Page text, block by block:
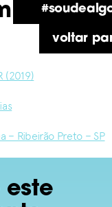
voltar
(2019)
– Ribeirão Preto – SP